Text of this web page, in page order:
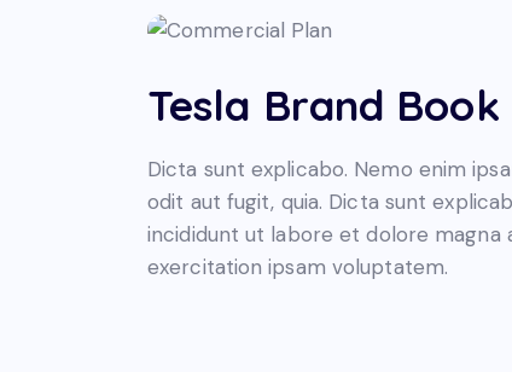
Tesla Brand Book
Dicta sunt explicabo. Nemo enim
odit aut fugit, quia. Dicta sunt
incididunt ut labore et dolore magna
exercitation ipsam voluptatem.